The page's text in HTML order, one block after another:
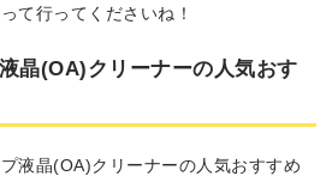
て行ってくださいね！
晶(OA)クリーナーの人気おす
液晶(OA)クリーナーの人気おすすめ